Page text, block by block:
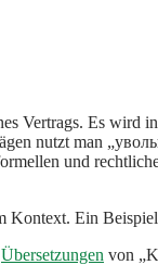
Vertrags. Es
nutzt man
und
Kontext. Ein
Übersetzungen von